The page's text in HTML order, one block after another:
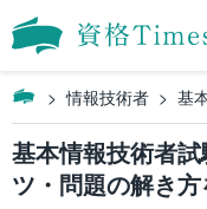
情報技術者 基
基本情報技術者
ツ・問題の解き方